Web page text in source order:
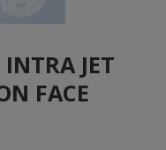
JET
FACE